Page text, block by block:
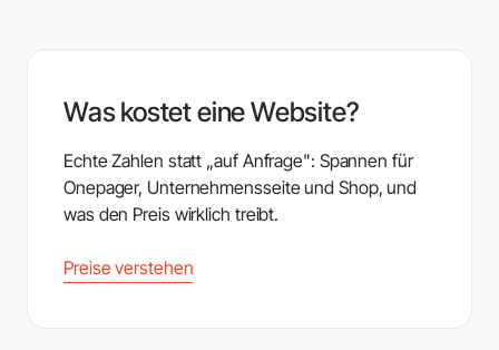
Was kostet eine Website?
Echte Zahlen statt „auf Anfrage": Spannen für
Onepager, Unternehmensseite und Shop, und
was den Preis wirklich treibt.
Preise verstehen